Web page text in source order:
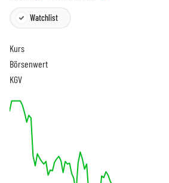
Watchlist
Kurs
Börsenwert
KGV